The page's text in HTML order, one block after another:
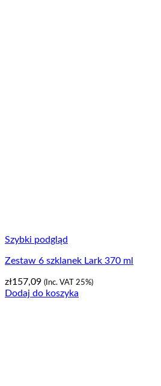
Szybki podgląd
Zestaw 6 szklanek Lark 370 ml
zł157,09 (Inc. VAT 25%)
Dodaj do koszyka